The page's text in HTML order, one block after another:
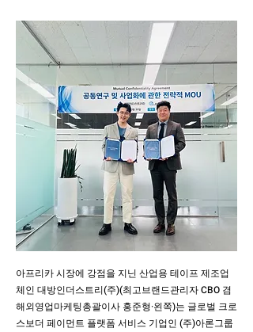
아프리카 시장에 강점을 지닌 산업용 테이프 제조업
체인 대방인더스트리(주)(최고브랜드관리자 CBO 겸
해외영업마케팅총괄이사 홍준형·왼쪽)는 글로벌 크로
스보더 페이먼트 플랫폼 서비스 기업인 (주)아론그룹